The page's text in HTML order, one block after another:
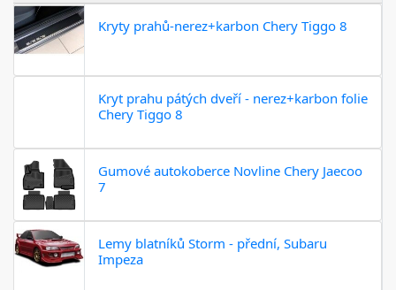
Kryty prahů-nerez+karbon Chery Tiggo 8
Kryt prahu pátých dveří - nerez+karbon folie
Chery Tiggo 8
Gumové autokoberce Novline Chery Jaecoo
7
Lemy blatníků Storm - přední, Subaru
Impeza